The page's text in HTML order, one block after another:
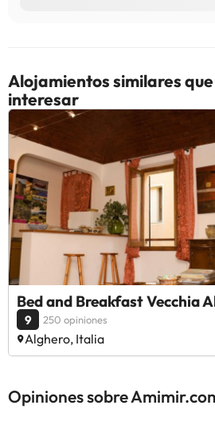
Alojamientos similares
interesar
Bed and Breakfast Vecchia
9 250 opiniones
Alghero, Italia
Opiniones sobre